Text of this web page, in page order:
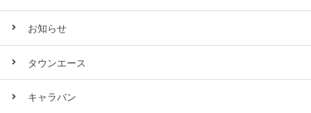
お知らせ
タウンエース
キャラバン